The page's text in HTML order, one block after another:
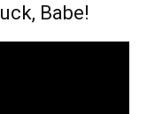
Babe!